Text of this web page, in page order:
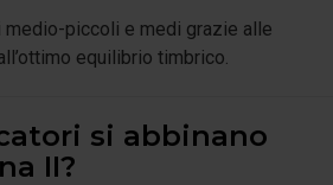
medio-piccoli e medi grazie alle
equilibrio timbrico.
si abbinano
II?